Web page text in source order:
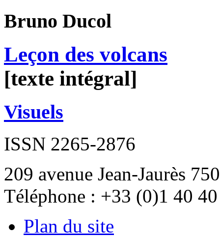
Bruno Ducol
Leçon des volcans
[texte intégral]
Visuels
ISSN 2265-2876
209 avenue Jean-Jaurès
Téléphone : +33 (0)1 40
Plan du site